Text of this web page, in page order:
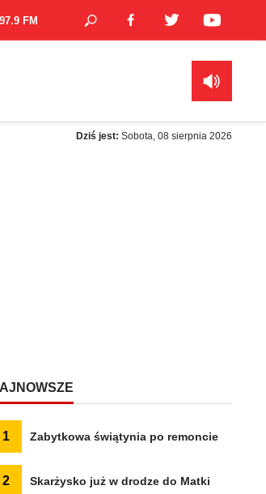
97.9 FM
Dziś jest: Sobota, 08 sierpnia 2026
1 Zabytkowa świątynia po remoncie
2 Skarżysko już w drodze do Matki